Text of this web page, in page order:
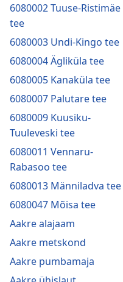
6080002 Tuuse-Ristimäe
tee
6080003 Undi-Kingo tee
6080004 Ägliküla tee
6080005 Kanaküla tee
6080007 Palutare tee
6080009 Kuusiku-
Tuuleveski tee
6080011 Vennaru-
Rabasoo tee
6080013 Männiladva tee
6080047 Mõisa tee
Aakre alajaam
Aakre metskond
Aakre pumbamaja